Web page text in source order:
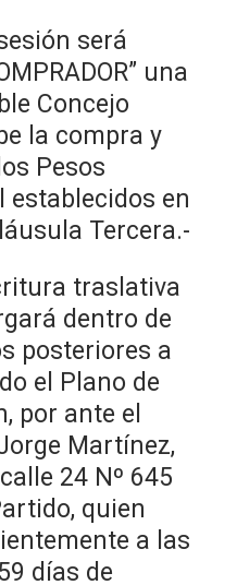
será
una
Concejo
la compra y
Pesos
establecidos en
Tercera.-
traslativa
dentro de
posteriores a
el Plano de
por ante el
Martínez,
24 Nº 645
quien
a las
días de